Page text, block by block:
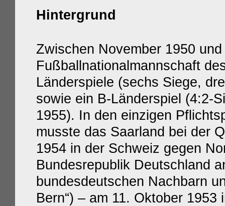
Hintergrund
Zwischen November 1950
Fußballnationalmannschaft
Länderspiele (sechs Siege,
sowie ein B-Länderspiel (4:2-
1955). In den einzigen
musste das Saarland bei der
1954 in der Schweiz gegen
Bundesrepublik Deutschland
bundesdeutschen Nachbarn
Bern“) – am 11. Oktober